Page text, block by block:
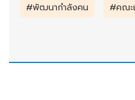
#พัฒนากำลังคน
#คณะ